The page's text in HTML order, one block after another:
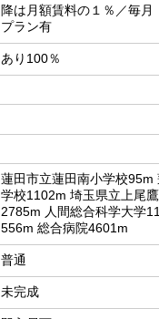
降は月額賃料の１％／毎
プラン有
あり100％
蓮田市立蓮田南小学校95m
学校1102m 埼玉県立上尾
2785m 人間総合科学大学
556m 総合病院4601m
普通
未完成